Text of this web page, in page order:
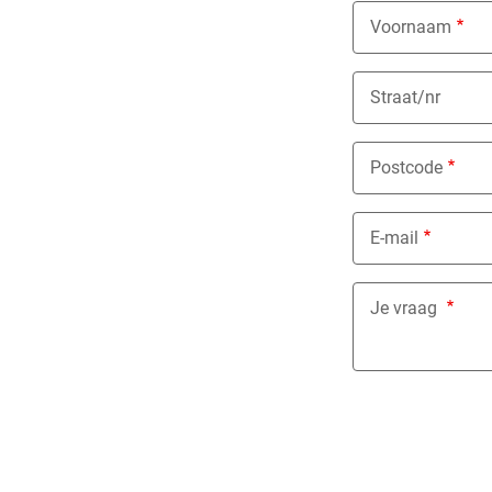
Voornaam
Straat/nr
Postcode
E-mail
Je vraag